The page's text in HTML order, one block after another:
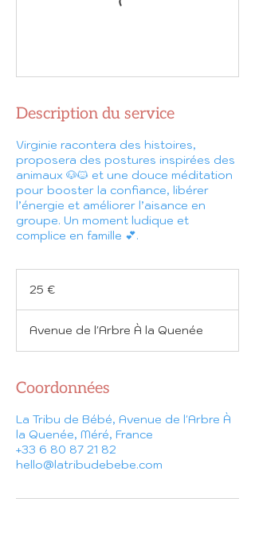
Description du service
Virginie racontera des histoires,
proposera des postures inspirées des
animaux 🐶🐱 et une douce méditation
pour booster la confiance, libérer
l’énergie et améliorer l’aisance en
groupe. Un moment ludique et
complice en famille 💕.
25 €
Avenue de l'Arbre À la Quenée
Coordonnées
La Tribu de Bébé, Avenue de l'Arbre À
la Quenée, Méré, France
+33 6 80 87 21 82
hello@latribudebebe.com